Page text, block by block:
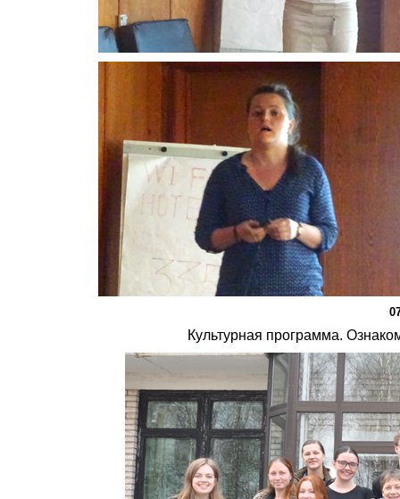
Культурная программа.